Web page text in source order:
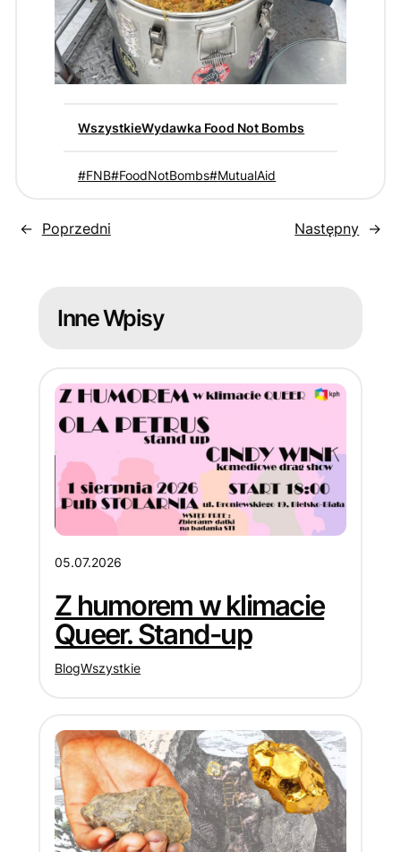
WszystkieWydawka Food Not Bombs
FNB FoodNotBombs MutualAid
← Poprzedni Następny →
Inne Wpisy
05.07.2026
Z humorem w klimacie
Queer. Stand-up
BlogWszystkie